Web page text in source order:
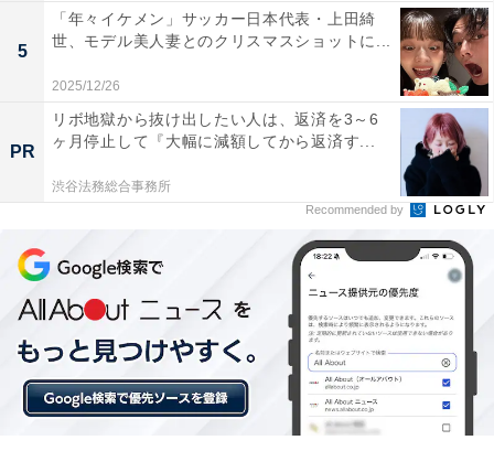
5
「年々イケメン」サッカー日本代表・上田綺
世、モデル美人妻とのクリスマスショットに...
2025/12/26
PR
リボ地獄から抜け出したい人は、返済を3～6
ヶ月停止して『大幅に減額してから返済す...
渋谷法務総合事務所
Recommended by